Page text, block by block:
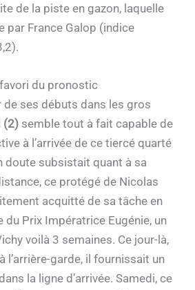
de la piste en gazon, laquelle
par France Galop (indice
du pronostic
de ses débuts dans les gros
(2) semble tout à fait capable de
à l’arrivée de ce tiercé quarté
doute subsistait quant à sa
ce protégé de Nicolas
acquitté de sa tâche en
du Prix Impératrice Eugénie, un
voilà 3 semaines. Ce jour-là,
l’arrière-garde, il fournissait un
la ligne d’arrivée. Samedi, ce